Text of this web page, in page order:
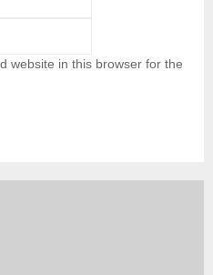
website in this browser for the